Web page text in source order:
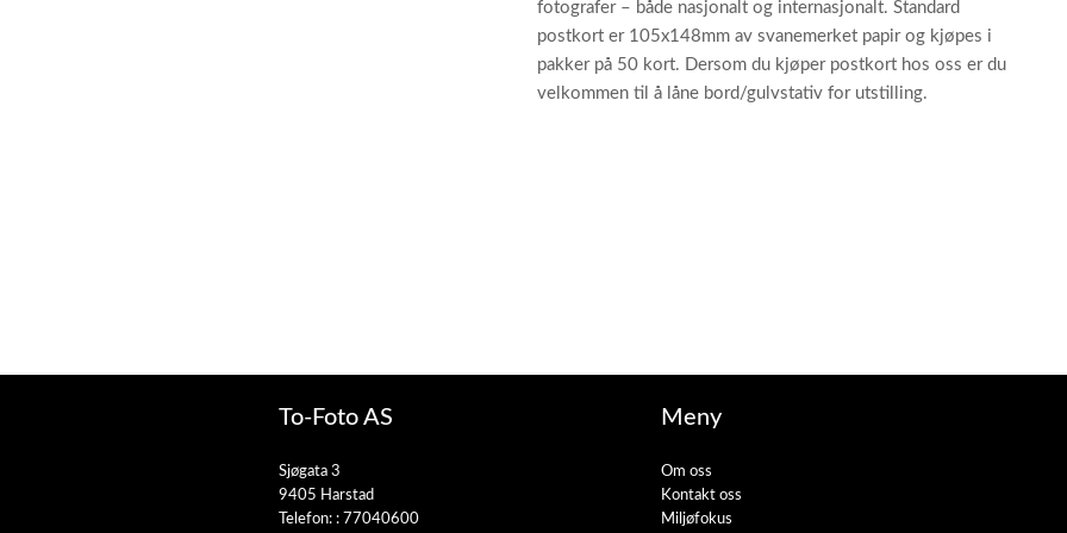
fotografer – både nasjonalt og internasjonalt. Standard
postkort er 105x148mm av svanemerket papir og kjøpes i
pakker på 50 kort. Dersom du kjøper postkort hos oss er du
velkommen til å låne bord/gulvstativ for utstilling.
To-Foto AS
Sjøgata 3
9405 Harstad
Telefon: : 77040600
Meny
Om oss
Kontakt oss
Miljøfokus